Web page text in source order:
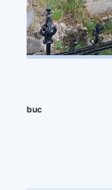
buc